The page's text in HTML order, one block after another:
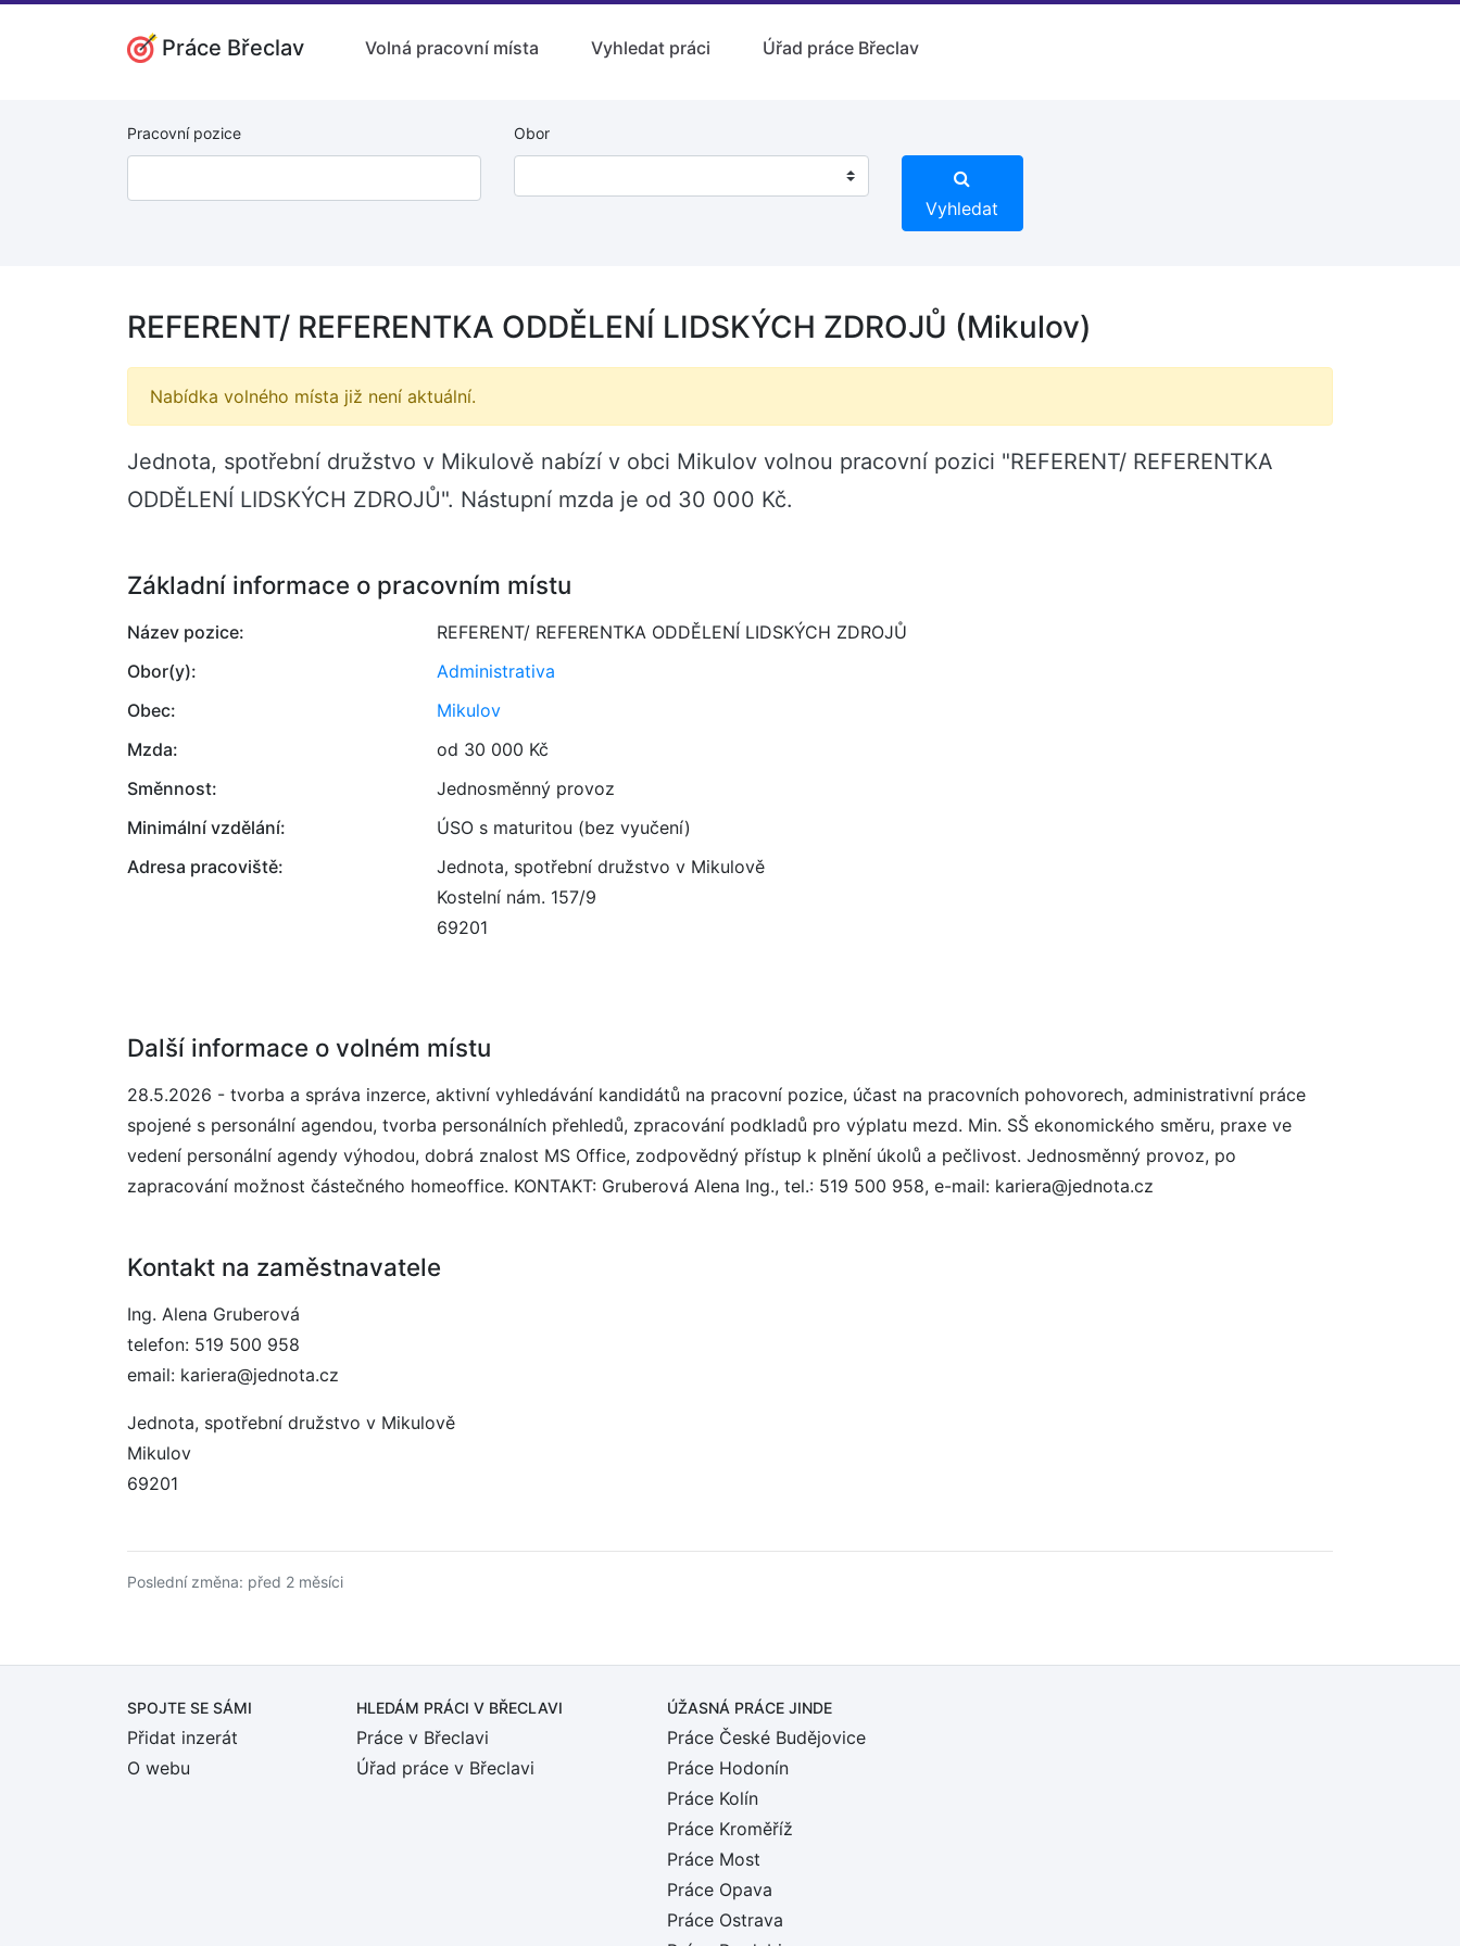
Práce Břeclav Volná pracovní místa Vyhledat práci Úřad práce Břeclav
Pracovní pozice Obor
Vyhledat
REFERENT/ REFERENTKA ODDĚLENÍ LIDSKÝCH ZDROJŮ (Mikulov)
Nabídka volného místa již není aktuální.
Jednota, spotřební družstvo v Mikulově nabízí v obci Mikulov volnou pracovní pozici "REFERENT/ REFERENTKA
ODDĚLENÍ LIDSKÝCH ZDROJŮ". Nástupní mzda je od 30 000 Kč.
Základní informace o pracovním místu
Název pozice:
REFERENT/ REFERENTKA ODDĚLENÍ LIDSKÝCH ZDROJŮ
Obor(y):
Administrativa
Obec:
Mikulov
Mzda:
od 30 000 Kč
Směnnost:
Jednosměnný provoz
Minimální vzdělání:
ÚSO s maturitou (bez vyučení)
Adresa pracoviště:
Jednota, spotřební družstvo v Mikulově
Kostelní nám. 157/9
69201
Další informace o volném místu
28.5.2026 - tvorba a správa inzerce, aktivní vyhledávání kandidátů na pracovní pozice, účast na pracovních pohovorech, administrativní práce
spojené s personální agendou, tvorba personálních přehledů, zpracování podkladů pro výplatu mezd. Min. SŠ ekonomického směru, praxe ve
vedení personální agendy výhodou, dobrá znalost MS Office, zodpovědný přístup k plnění úkolů a pečlivost. Jednosměnný provoz, po
zapracování možnost částečného homeoffice. KONTAKT: Gruberová Alena Ing., tel.: 519 500 958, e-mail: kariera@jednota.cz
Kontakt na zaměstnavatele
Ing. Alena Gruberová
telefon: 519 500 958
email: kariera@jednota.cz
Jednota, spotřební družstvo v Mikulově
Mikulov
69201
Poslední změna: před 2 měsíci
SPOJTE SE SÁMI
Přidat inzerát
O webu
HLEDÁM PRÁCI V BŘECLAVI
Práce v Břeclavi
Úřad práce v Břeclavi
ÚŽASNÁ PRÁCE JINDE
Práce České Budějovice
Práce Hodonín
Práce Kolín
Práce Kroměříž
Práce Most
Práce Opava
Práce Ostrava